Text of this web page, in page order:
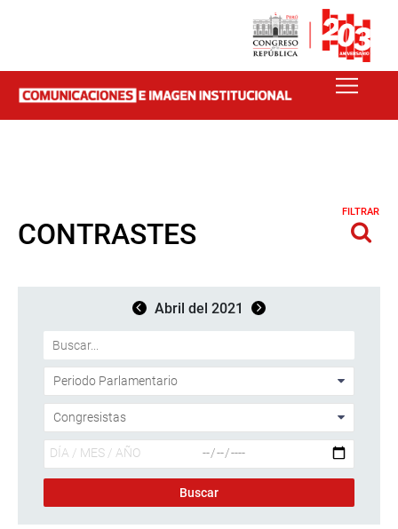
CONTRASTES
FILTRAR
Abril del 2021